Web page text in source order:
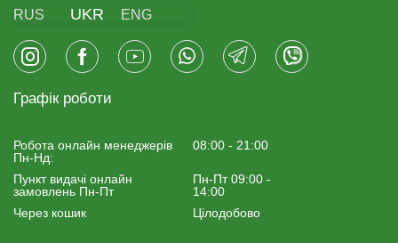
RUS UKR ENG
Графік роботи
Робота онлайн менеджерiв
Пн-Нд:
08:00 - 21:00
Пункт видачі онлайн
замовлень Пн-Пт
Пн-Пт 09:00 -
14:00
Через кошик
Цілодобово